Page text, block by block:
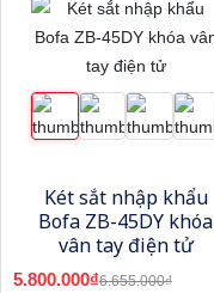
Két sắt nhập khẩu
Bofa ZB-45DY khóa
vân tay điện tử
5.800.000₫6.655.000₫